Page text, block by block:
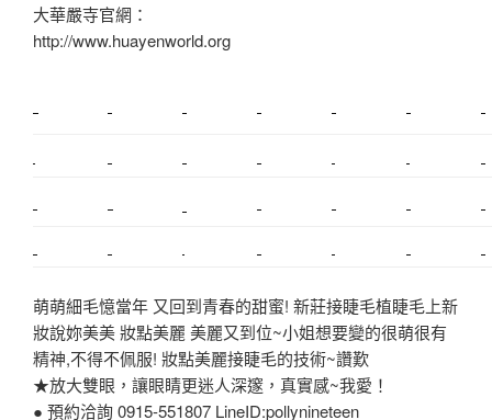
大華嚴寺官網：
http://www.huayenworld.org
萌萌細毛憶當年 又回到青春的甜蜜! 新莊接睫毛植睫毛上新
妝說妳美美 妝點美麗 美麗又到位~小姐想要變的很萌很有
精神,不得不佩服! 妝點美麗接睫毛的技術~讚歎
★放大雙眼，讓眼睛更迷人深邃，真實感~我愛！
● 預約洽詢 0915-551807 LineID:pollynineteen